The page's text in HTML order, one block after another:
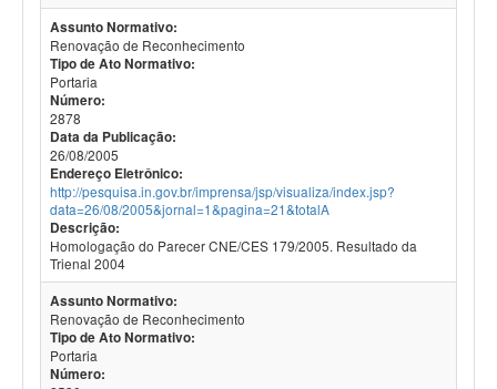
Assunto Normativo:
Renovação de Reconhecimento
Tipo de Ato Normativo:
Portaria
Número:
2878
Data da Publicação:
26/08/2005
Endereço Eletrônico:
http://pesquisa.in.gov.br/imprensa/jsp/visualiza/index.jsp?
data=26/08/2005&jornal=1&pagina=21&totalA
Descrição:
Homologação do Parecer CNE/CES 179/2005. Resultado da
Trienal 2004
Assunto Normativo:
Renovação de Reconhecimento
Tipo de Ato Normativo:
Portaria
Número: